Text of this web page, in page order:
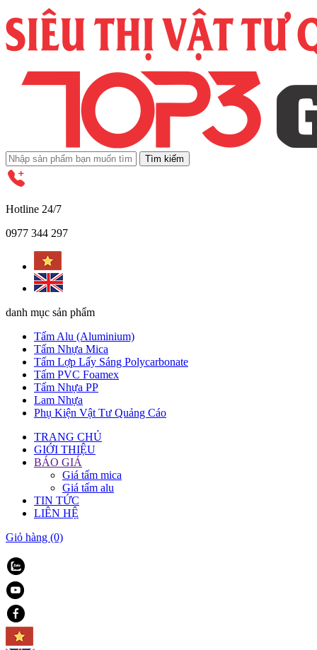
Tìm kiếm
Hotline 24/7
0977 344 297
danh mục sản phẩm
Tấm Alu (Aluminium)
Tấm Nhựa Mica
Tấm Lợp Lấy Sáng Polycarbonate
Tấm PVC Foamex
Tấm Nhựa PP
Lam Nhựa
Phụ Kiện Vật Tư Quảng Cáo
TRANG CHỦ
GIỚI THIỆU
BÁO GIÁ
Giá tấm mica
Giá tấm alu
TIN TỨC
LIÊN HỆ
Giỏ hàng (0)